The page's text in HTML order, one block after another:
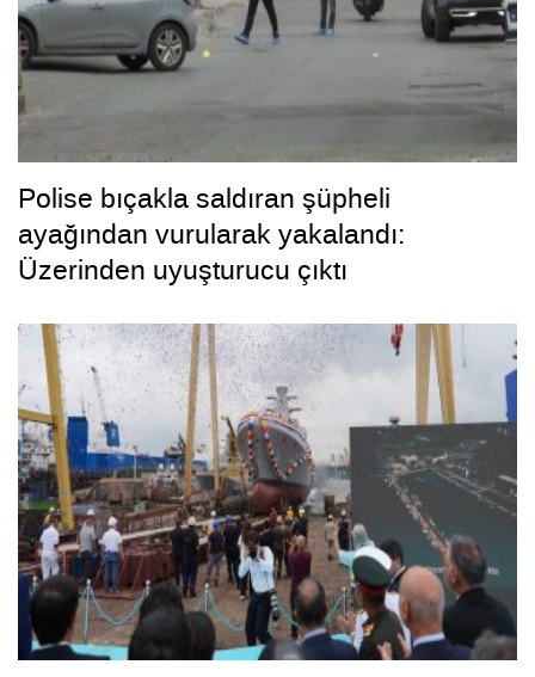
Polise bıçakla saldıran şüpheli
ayağından vurularak yakalandı:
Üzerinden uyuşturucu çıktı